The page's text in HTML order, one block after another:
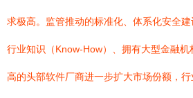
求极高。监管推动的标准化、体系化安全
行业知识（Know-How）、拥有大型金融
高的头部软件厂商进一步扩大市场份额，行